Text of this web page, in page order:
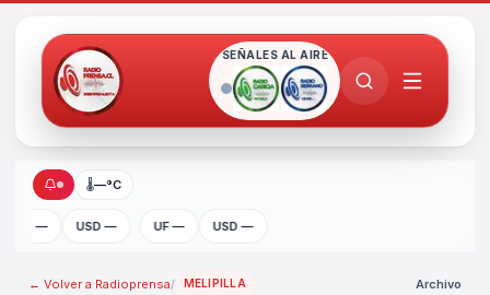
SEÑALES AL AIRE
🌡—°C
UF — USD — UF — USD —
← Volver a Radioprensa/ MELIPILLA Archivo